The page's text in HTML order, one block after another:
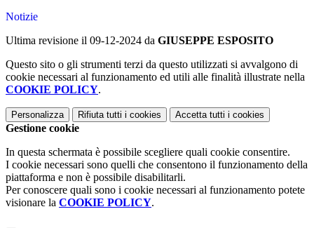
Notizie
Ultima revisione il 09-12-2024 da GIUSEPPE ESPOSITO
Questo sito o gli strumenti terzi da questo utilizzati si avvalgono di
cookie necessari al funzionamento ed utili alle finalità illustrate nella
COOKIE POLICY.
Personalizza Rifiuta tutti i cookies Accetta tutti i cookies
Gestione cookie
In questa schermata è possibile scegliere quali cookie consentire.
I cookie necessari sono quelli che consentono il funzionamento della
piattaforma e non è possibile disabilitarli.
Per conoscere quali sono i cookie necessari al funzionamento potete
visionare la COOKIE POLICY.